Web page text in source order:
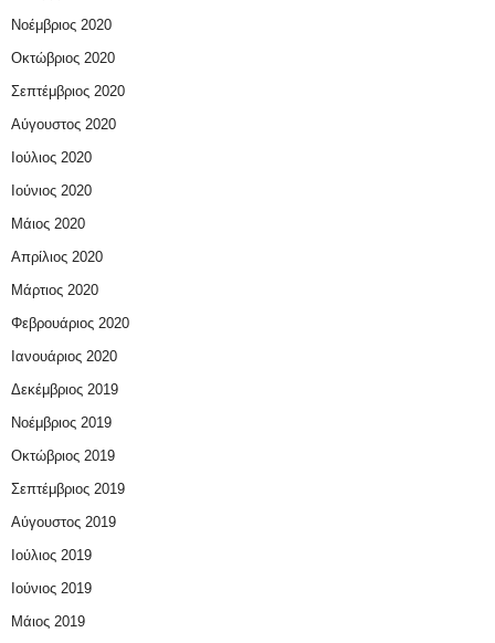
Νοέμβριος 2020
Οκτώβριος 2020
Σεπτέμβριος 2020
Αύγουστος 2020
Ιούλιος 2020
Ιούνιος 2020
Μάιος 2020
Απρίλιος 2020
Μάρτιος 2020
Φεβρουάριος 2020
Ιανουάριος 2020
Δεκέμβριος 2019
Νοέμβριος 2019
Οκτώβριος 2019
Σεπτέμβριος 2019
Αύγουστος 2019
Ιούλιος 2019
Ιούνιος 2019
Μάιος 2019